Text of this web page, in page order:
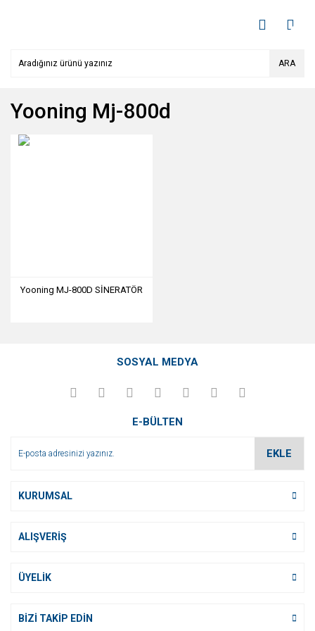
ARA
Yooning Mj-800d
Yooning MJ-800D SİNERATÖR
SOSYAL MEDYA
E-BÜLTEN
EKLE
KURUMSAL
ALIŞVERİŞ
ÜYELİK
BİZİ TAKİP EDİN